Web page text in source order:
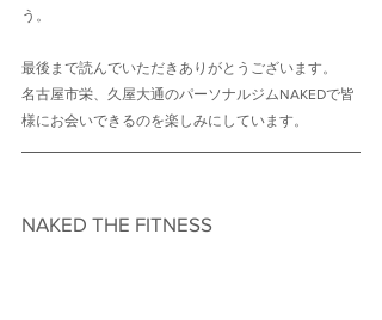
う。
最後まで読んでいただきありがとうございます。
名古屋市栄、久屋大通のパーソナルジムNAKEDで皆
様にお会いできるのを楽しみにしています。
NAKED THE FITNESS